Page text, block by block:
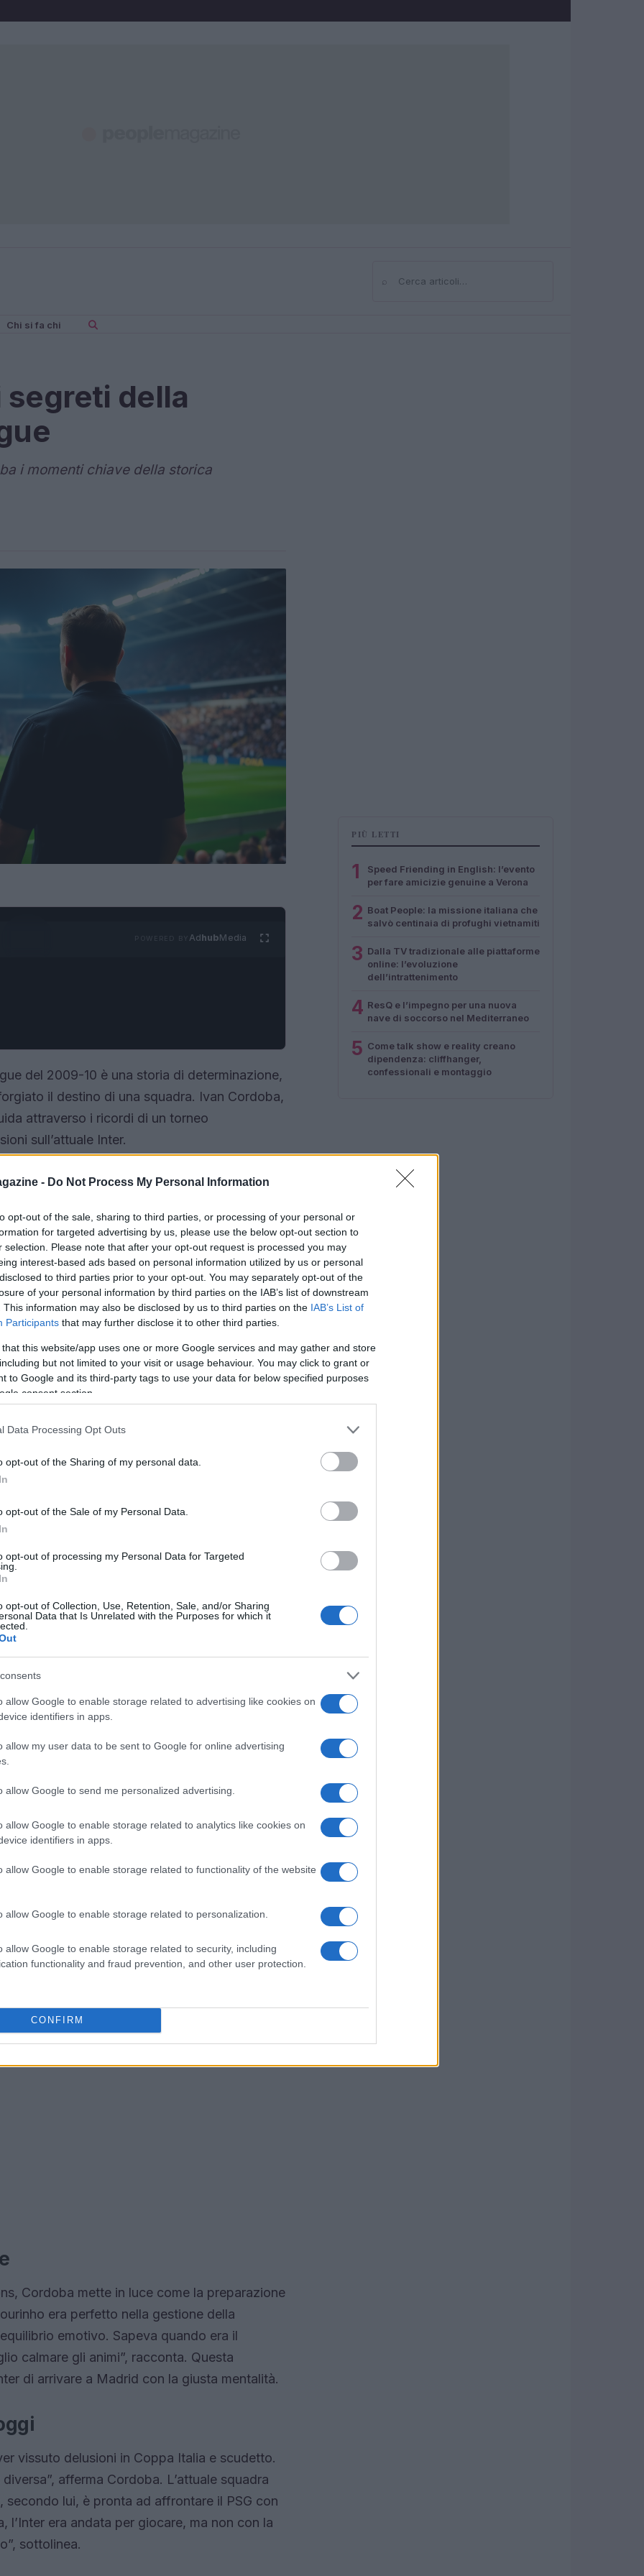
- Do Not Process My Personal Information
opt-out of the sale, sharing to third parties, or processing of your personal or
for targeted advertising by us, please use the below opt-out section to
selection. Please note that after your opt-out request is processed you may
interest-based ads based on personal information utilized by us or personal
to third parties prior to your opt-out. You may separately opt-out of the
of your personal information by third parties on the IAB’s list of downstream
This information may also be disclosed by us to third parties on the IAB’s List of
Participants that may further disclose it to other third parties.
that this website/app uses one or more Google services and may gather and store
but not limited to your visit or usage behaviour. You may click to grant or
to Google and its third-party tags to use your data for below specified purposes
consent section.
Data Processing Opt Outs
opt-out of the Sharing of my personal data.
opt-out of the Sale of my Personal Data.
opt-out of processing my Personal Data for Targeted
opt-out of Collection, Use, Retention, Sale, and/or Sharing
Data that Is Unrelated with the Purposes for which it
allow Google to enable storage related to advertising like cookies on
identifiers in apps.
allow my user data to be sent to Google for online advertising
allow Google to send me personalized advertising.
allow Google to enable storage related to analytics like cookies on
identifiers in apps.
allow Google to enable storage related to functionality of the website
allow Google to enable storage related to personalization.
allow Google to enable storage related to security, including
functionality and fraud prevention, and other user protection.
CONFIRM
⌕Cerca
Chi si fa chi
segreti della
i momenti chiave della storica
AdhubMedia
del 2009-10 è una storia di determinazione,
il destino di una squadra. Ivan Cordoba,
attraverso i ricordi di un torneo
sull’attuale Inter.
Cordoba non può fare a meno di
le valigie pronte, sembrava una di quelle
La tensione era palpabile, ma nei
cruciali grazie a Milito e Sneijder, riportandosi
diversa nel nostro gruppo”,
di quel momento decisivo.
del Chelsea agli ottavi di finale, un
strategico. “Mourinho ha deciso di passare
gli esterni ma anche a difendere quando
una svolta, poiché la squadra ha
le delusioni del passato.
la semifinale contro il Barcellona.
la convinzione che nulla ci avrebbe potuto
di presunzione, ma di una
“Da quel momento, ci siamo
su come la vittoria contro i catalani
Cordoba mette in luce come la preparazione
era perfetto nella gestione della
emotivo. Sapeva quando era il
calmare gli animi”, racconta. Questa
di arrivare a Madrid con la giusta mentalità.
vissuto delusioni in Coppa Italia e scudetto.
afferma Cordoba. L’attuale squadra
secondo lui, è pronta ad affrontare il PSG con
l’Inter era andata per giocare, ma non con la
sottolinea.
PIÙ LETTI
1
Speed Friending in English: l’evento
per fare amicizie genuine a Verona
2 Boat People: la missione italiana che
salvò centinaia di profughi vietnamiti
3 Dalla TV tradizionale alle piattaforme
online: l’evoluzione
dell’intrattenimento
4 ResQ e l’impegno per una nuova
nave di soccorso nel Mediterraneo
5 Come talk show e reality creano
dipendenza: cliffhanger,
confessionali e montaggio